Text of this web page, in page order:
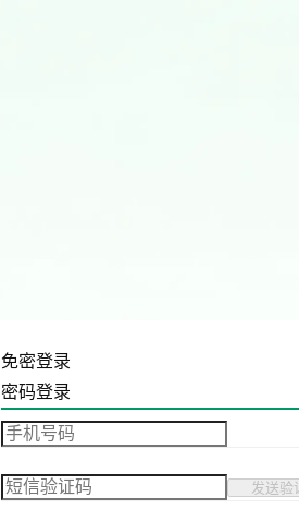
免密登录
密码登录
发送验